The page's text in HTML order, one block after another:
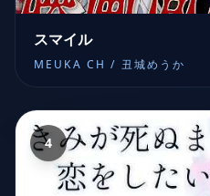
スマイル
MEUKA CH / 丑城めうか
4